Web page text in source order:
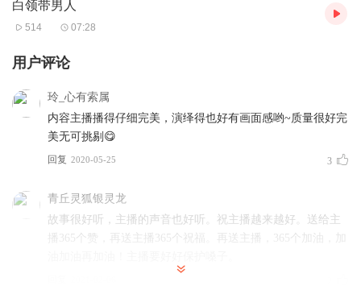
白领带男人
514 07:28
用户评论
玲_心有索属
内容主播播得仔细完美，演绎得也好有画面感哟~质量很好完
美无可挑剔😋
回复 2020-05-25 3
青丘灵狐银灵龙
故事很好听，主播的声音也好听。祝主播越来越好。送给主
播365个赞，再送主播365个祝福。再送主播，365个加油，加